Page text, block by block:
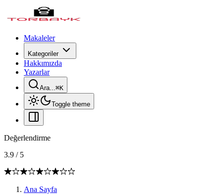
Makaleler
Kategoriler
Hakkımızda
Yazarlar
Ara...⌘K
Toggle theme
Değerlendirme
3.9 / 5
Ana Sayfa